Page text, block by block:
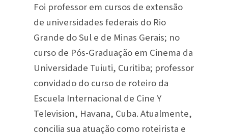
Foi professor em cursos de extensão
de universidades federais do Rio
Grande do Sul e de Minas Gerais; no
curso de Pós-Graduação em Cinema da
Universidade Tuiuti, Curitiba; professor
convidado do curso de roteiro da
Escuela Internacional de Cine Y
Television, Havana, Cuba. Atualmente,
concilia sua atuação como roteirista e